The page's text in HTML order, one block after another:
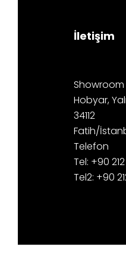
İletişim
Showroom
Hobyar,
34112
Fatih/
Telefon
Tel: +90
Tel2: +90